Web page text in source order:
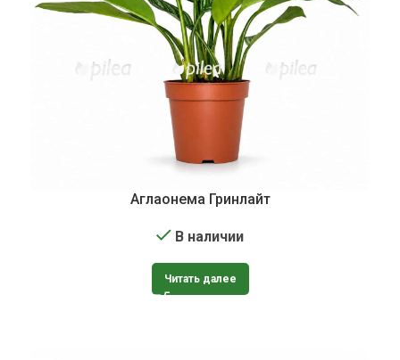
Аглаонема Гринлайт
В наличии
Читать далее